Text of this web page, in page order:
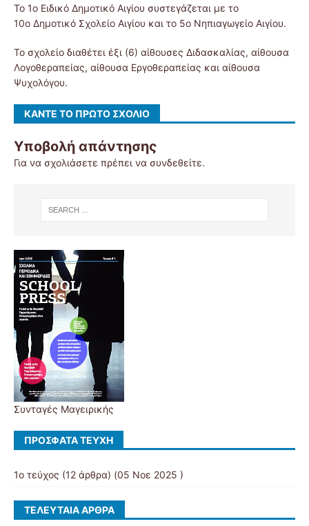
Το 1ο Ειδικό Δημοτικό Αιγίου συστεγάζεται με το
10ο Δημοτικό Σχολείο Αιγίου και το 5ο Νηπιαγωγείο Αιγίου.
Το σχολείο διαθέτει έξι (6) αίθουσες Διδασκαλίας, αίθουσα
Λογοθεραπείας, αίθουσα Εργοθεραπείας και αίθουσα
Ψυχολόγου.
ΚΆΝΤΕ ΤΟ ΠΡΏΤΟ ΣΧΌΛΙΟ
Υποβολή απάντησης
Για να σχολιάσετε πρέπει να συνδεθείτε.
Συνταγές Μαγειρικής
ΠΡΌΣΦΑΤΑ ΤΕΎΧΗ
1ο τεύχος (12 άρθρα) (05 Νοε 2025 )
ΤΕΛΕΥΤΑΊΑ ΆΡΘΡΑ